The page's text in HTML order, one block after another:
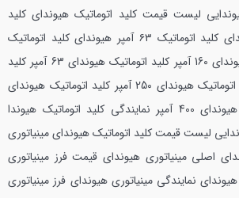
لیست قیمت کلید اتوماتیک هیوندای کلید
اتوماتیک 200 آمپر هیوندای کلید اتوماتیک ۶۳ آمپر هیوندای کلید اتوماتیک
هیوندا کلید اتوماتیک هیوندای 160 آمپر کلید اتوماتیک هیوندای 63 آمپر کلید
اتوماتیک هیوندایی کلید اتوماتیک هیوندای 250 آمپر کلید اتوماتیک هیوندای
100 آمپر کلید اتوماتیک هیوندای 400 آمپر نمایندگی کلید اتوماتیک هیوندا
لیست قیمت کلید اتوماتیک هیوندای مینیاتوری
اصلی مینیاتوری هیوندای قیمت فرز مینیاتوری
نمایندگی مینیاتوری هیوندای فرز مینیاتوری